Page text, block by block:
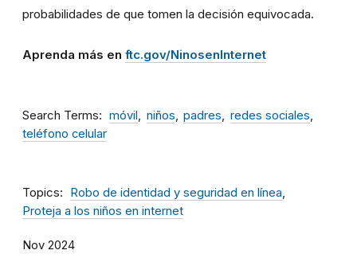
probabilidades de que tomen la decisión equivocada.
Aprenda más en ftc.gov/NinosenInternet
Search Terms móvil niños padres
redes sociales
teléfono celular
Topics
Robo de identidad y seguridad en línea
Proteja a los niños en internet
Nov 2024